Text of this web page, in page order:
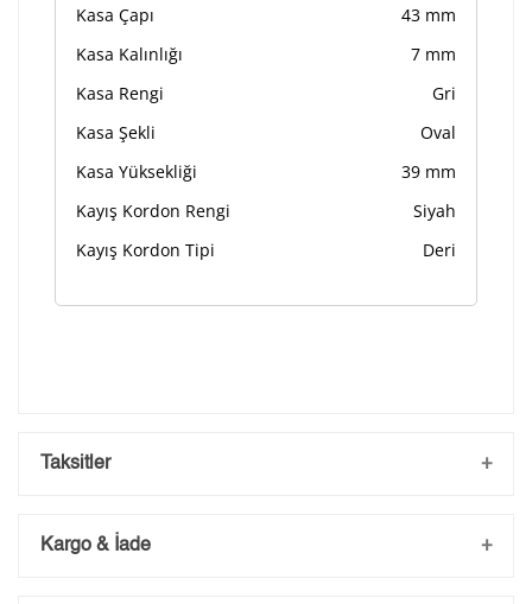
Kasa Çapı
43 mm
Kasa Kalınlığı
7 mm
Kasa Rengi
Gri
Kasa Şekli
Oval
Kasa Yüksekliği
39 mm
Kayış Kordon Rengi
Siyah
Kayış Kordon Tipi
Deri
Taksitler
Kargo & İade